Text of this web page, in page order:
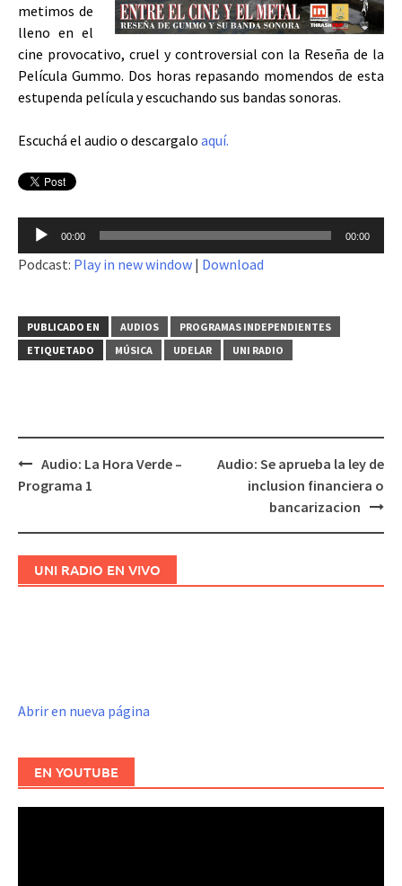
metimos de
lleno en el
cine provocativo, cruel y controversial con la Reseña de la
Película Gummo. Dos horas repasando momendos de esta
estupenda película y escuchando sus bandas sonoras.
Escuchá el audio o descargalo aquí.
Reproductor
audio
00:00 00:00
Podcast: Play in new window | Download
PUBLICADO EN AUDIOS
PROGRAMAS INDEPENDIENTES
ETIQUETADO
MÚSICA UDELAR UNI RADIO
Navegación
Audio: La Hora Verde –
Programa 1
Audio: Se aprueba la ley de
inclusion financiera o
bancarizacion
UNI RADIO EN VIVO
Abrir en nueva página
EN YOUTUBE